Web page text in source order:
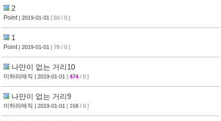
2
Point | 2019-01-01 [ 60 / 0 ]
1
Point | 2019-01-01 [ 78 / 0 ]
나만이 없는 거리10
미하라매직 | 2019-01-01 [ 474 / 0 ]
나만이 없는 거리9
미하라매직 | 2019-01-01 [ 158 / 0 ]